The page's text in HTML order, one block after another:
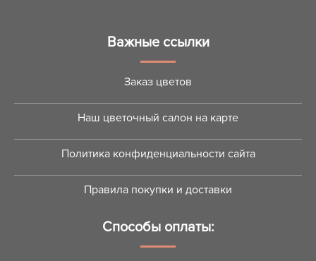
Важные ссылки
Заказ цветов
Наш цветочный салон на карте
Политика конфиденциальности сайта
Правила покупки и доставки
Способы оплаты: